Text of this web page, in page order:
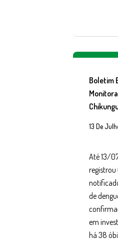
Boletim
13 De
Até 13/
registrou
de
em
há 38